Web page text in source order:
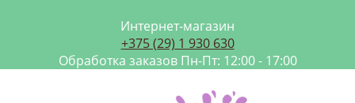
Интернет-магазин
+375 (29) 1 930 630
Обработка заказов Пн-Пт: 12:00 - 17:00